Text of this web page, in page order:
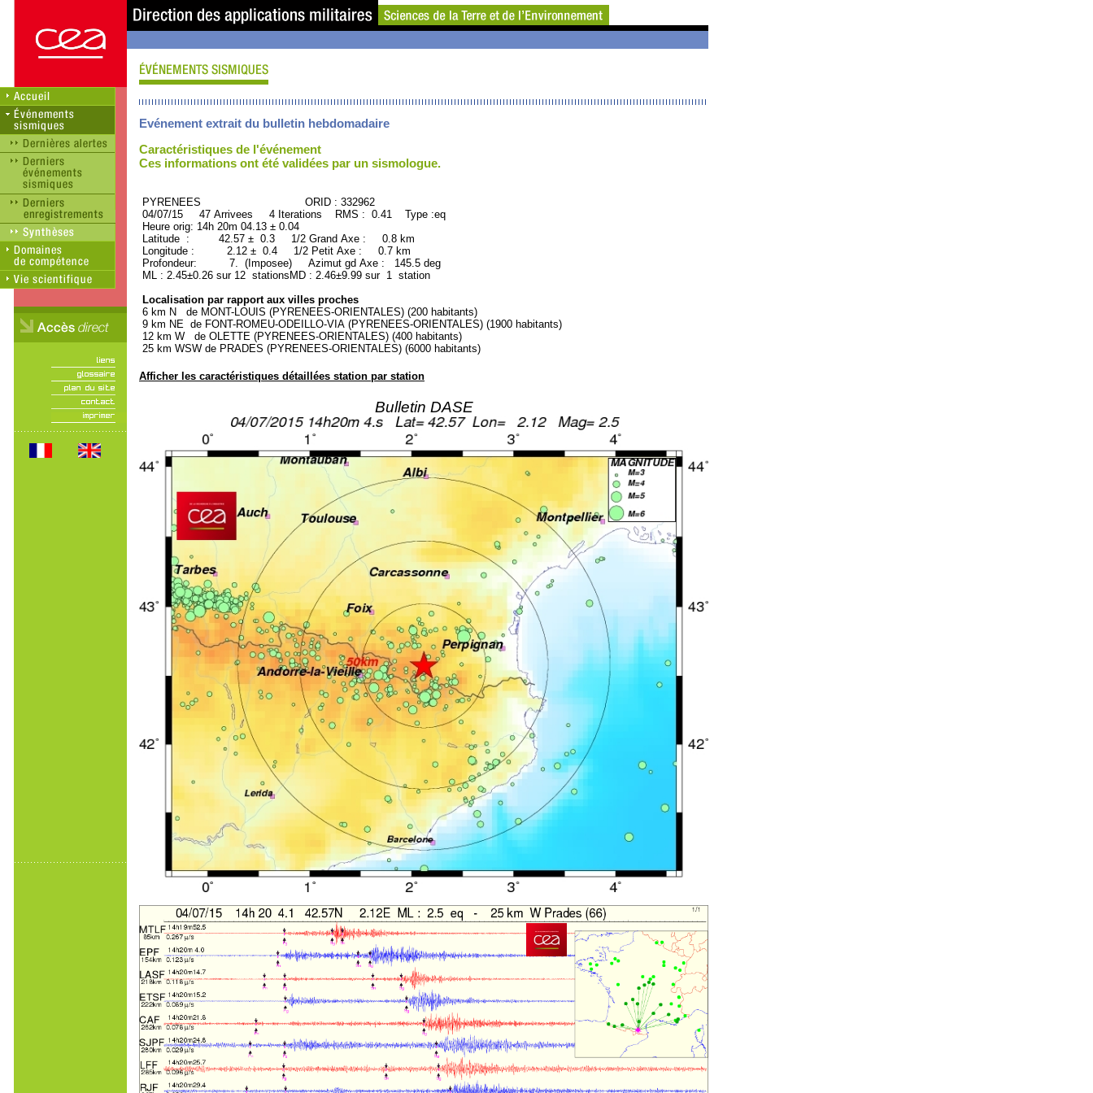
Evénement extrait du bulletin hebdomadaire
Caractéristiques de l'événement
Ces informations ont été validées par un sismologue.
PYRENEES ORID : 332962
04/07/15 47 Arrivees 4 Iterations RMS : 0.41 Type :eq
Heure orig: 14h 20m 04.13 ± 0.04
Latitude : 42.57 ± 0.3 1/2 Grand Axe : 0.8 km
Longitude : 2.12 ± 0.4 1/2 Petit Axe : 0.7 km
Profondeur: 7. (Imposee) Azimut gd Axe : 145.5 deg
ML : 2.45±0.26 sur 12 stationsMD : 2.46±9.99 sur 1 station
Localisation par rapport aux villes proches
6 km N de MONT-LOUIS (PYRENEES-ORIENTALES) (200 habitants)
9 km NE de FONT-ROMEU-ODEILLO-VIA (PYRENEES-ORIENTALES) (1900 habitants)
12 km W de OLETTE (PYRENEES-ORIENTALES) (400 habitants)
25 km WSW de PRADES (PYRENEES-ORIENTALES) (6000 habitants)
Afficher les caractéristiques détaillées station par station
Bulletin DASE